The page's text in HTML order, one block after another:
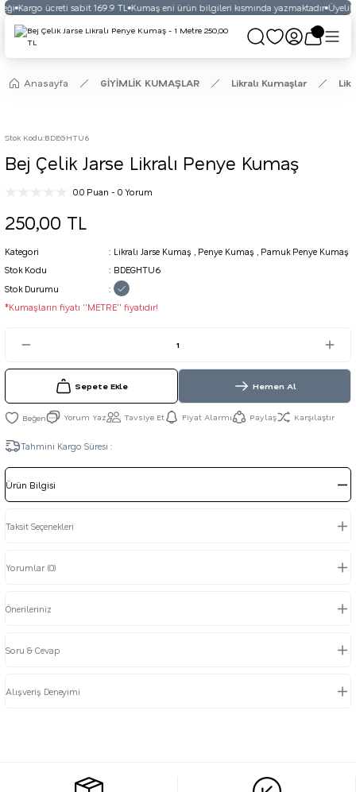
Kargo ücreti sabit 169.9 TL Kumaş eni ürün bilgileri kısmında yazmaktadır Üyelikli
Anasayfa GİYİMLİK KUMAŞLAR Likralı Kumaşlar
Stok Kodu:BDEGHTU6
Bej Çelik Jarse Likralı Penye Kumaş
0.0 Puan - 0 Yorum
250,00 TL
Kategori Likralı Jarse Kumaş , Penye Kumaş , Pamuk Penye Kumaş
Stok Kodu
BDEGHTU6
Stok Durumu
*Kumaşların fiyatı ''METRE'' fiyatıdır!
Sepete Ekle Hemen Al
Yorum Yaz Tavsiye Et Fiyat Alarmı Paylaş Karşılaştır
Tahmini Kargo Süresi :
Ürün Bilgisi
Taksit Seçenekleri
Yorumlar (0)
Önerileriniz
Soru & Cevap
Alışveriş Deneyimi